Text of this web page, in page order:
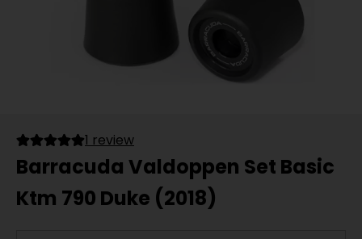
1 review
Barracuda Valdoppen Set Basic
Ktm 790 Duke (2018)